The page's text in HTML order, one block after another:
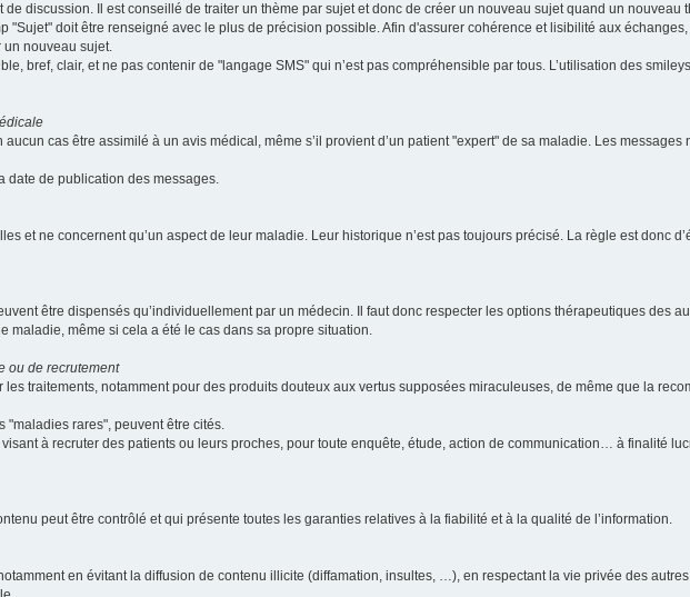
discussion. Il est conseillé de traiter un thème par sujet et donc de créer un nouveau sujet quand un nouveau
"Sujet" doit être renseigné avec le plus de précision possible. Afin d'assurer cohérence et lisibilité aux
un nouveau sujet.
bref, clair, et ne pas contenir de "langage SMS" qui n’est pas compréhensible par tous. L’utilisation des
cas être assimilé à un avis médical, même s’il provient d’un patient "expert" de sa maladie. Les messages
date de publication des messages.
et ne concernent qu’un aspect de leur maladie. Leur historique n’est pas toujours précisé. La règle est donc
être dispensés qu’individuellement par un médecin. Il faut donc respecter les options thérapeutiques des
maladie, même si cela a été le cas dans sa propre situation.
ou de recrutement
traitements, notamment pour des produits douteux aux vertus supposées miraculeuses, de même que la
"maladies rares", peuvent être cités.
à recruter des patients ou leurs proches, pour toute enquête, étude, action de communication… à finalité
peut être contrôlé et qui présente toutes les garanties relatives à la fiabilité et à la qualité de l’information.
en évitant la diffusion de contenu illicite (diffamation, insultes, …), en respectant la vie privée des